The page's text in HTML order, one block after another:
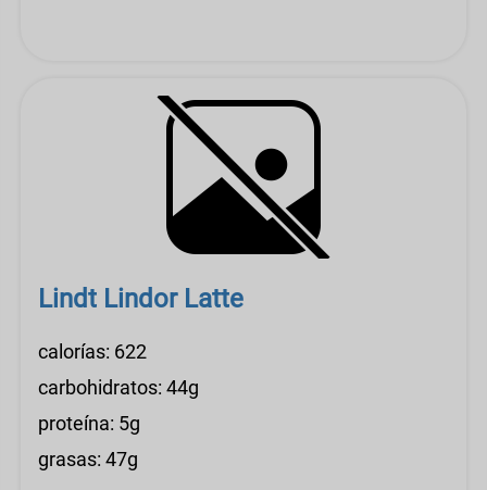
Lindt Lindor Latte
calorías: 622
carbohidratos: 44g
proteína: 5g
grasas: 47g